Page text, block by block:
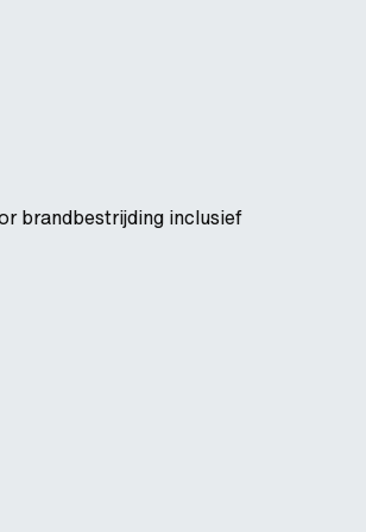
brandbestrijding inclusief